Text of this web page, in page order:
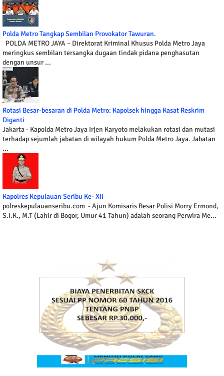
Polda Metro Tangkap Sembilan Provokator Tawuran.
POLDA METRO JAYA – Direktorat Kriminal Khusus Polda Metro Jaya
meringkus sembilan tersangka dugaan tindak pidana penghasutan
dengan unsur ...
Rotasi Besar-besaran di Polda Metro: Kapolsek hingga Kasat Reskrim
Diganti
Jakarta - Kapolda Metro Jaya Irjen Karyoto melakukan rotasi dan mutasi
terhadap sejumlah jabatan di wilayah hukum Polda Metro Jaya. Jabatan
...
Kapolres Kepulauan Seribu Ke- XII
polreskepulauanseribu.com - Ajun Komisaris Besar Polisi Morry Ermond,
S.I.K., M.T (Lahir di Bogor, Umur 41 Tahun) adalah seorang Perwira Me...